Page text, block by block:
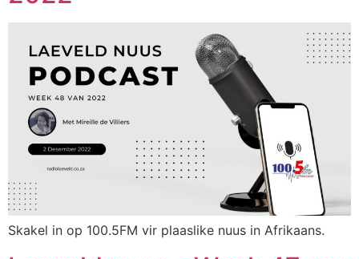
Skakel in op 100.5FM vir plaaslike nuus in Afrikaans.